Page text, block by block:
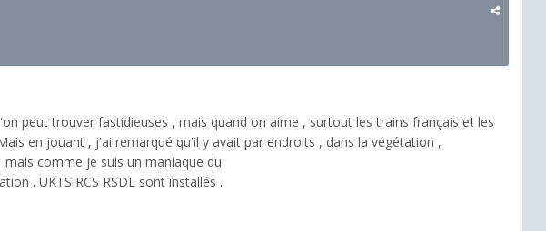
peut trouver fastidieuses , mais quand on aime , surtout les trains français et les
en jouant , j'ai remarqué qu'il y avait par endroits , dans la végétation ,
comme je suis un maniaque du
. UKTS RCS RSDL sont installés .